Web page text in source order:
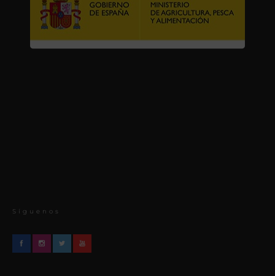
Síguenos